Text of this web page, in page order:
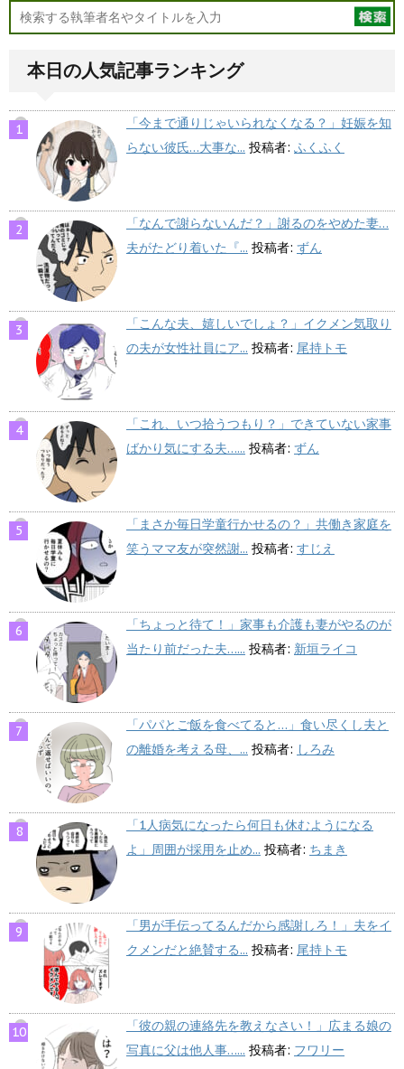
本日の人気記事ランキング
「今まで通りじゃいられなくなる？」妊娠を知
らない彼氏…大事な... 投稿者: ふくふく
「なんで謝らないんだ？」謝るのをやめた妻…
夫がたどり着いた『... 投稿者: ずん
「こんな夫、嬉しいでしょ？」イクメン気取り
の夫が女性社員にア... 投稿者: 尾持トモ
「これ、いつ拾うつもり？」できていない家事
ばかり気にする夫…... 投稿者: ずん
「まさか毎日学童行かせるの？」共働き家庭を
笑うママ友が突然謝... 投稿者: すじえ
「ちょっと待て！」家事も介護も妻がやるのが
当たり前だった夫…... 投稿者: 新垣ライコ
「パパとご飯を食べてると…」食い尽くし夫と
の離婚を考える母、... 投稿者: しろみ
「1人病気になったら何日も休むようになる
よ」周囲が採用を止め... 投稿者: ちまき
「男が手伝ってるんだから感謝しろ！」夫をイ
クメンだと絶賛する... 投稿者: 尾持トモ
「彼の親の連絡先を教えなさい！」広まる娘の
写真に父は他人事…... 投稿者: フワリー